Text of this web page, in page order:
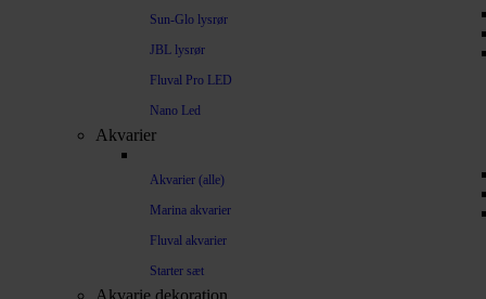
Sun-Glo lysrør
JBL lysrør
Fluval Pro LED
Nano Led
Akvarier
Akvarier (alle)
Marina akvarier
Fluval akvarier
Starter sæt
Akvarie dekoration